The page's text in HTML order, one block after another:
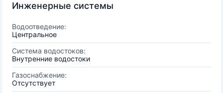
Инженерные системы
Водоотведение:
Центральное
Система водостоков:
Внутренние водостоки
Газоснабжение:
Отсутствует